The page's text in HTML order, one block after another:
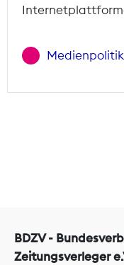
Medienpolitik
BDZV -
Zeitungsverleger